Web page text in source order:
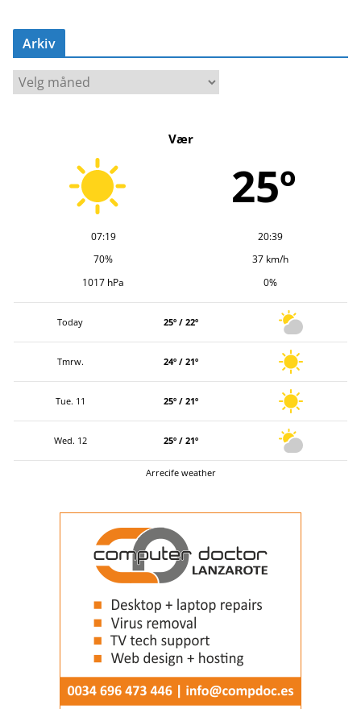
Arkiv
A
r
Vær
25º
07:19
20:39
70%
37 km/h
1017 hPa
0%
Today 25º / 22º
Tmrw. 24º / 21º
Tue. 11 25º / 21º
Wed. 12 25º / 21º
Arrecife weather